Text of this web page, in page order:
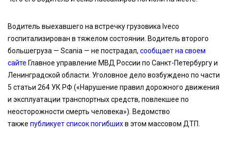
Водитель выехавшего на встречку грузовика Iveco
госпитализирован в тяжелом состоянии. Водитель второго
большегруза — Scania — не пострадал, сообщает на своем
сайте Главное управление МВД России по Санкт-Петербургу и
Ленинградской области. Уголовное дело возбуждено по части
5 статьи 264 УК РФ («Нарушение правил дорожного движения
и эксплуатации транспортных средств, повлекшее по
неосторожности смерть человека»). Ведомство
также публикует список погибшихв этом массовом ДТП.